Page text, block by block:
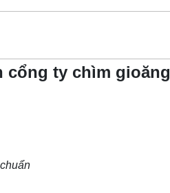
cổng ty chìm gioăng